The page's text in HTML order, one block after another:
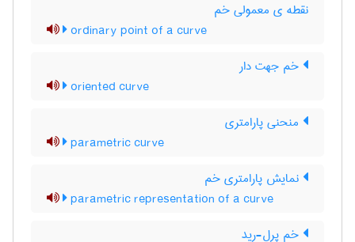
نقطه ی معمولی خم
ordinary point of a curve
خم جهت دار
oriented curve
منحنی پارامتری
parametric curve
نمایش پارامتری خم
parametric representation of a curve
خم پرل-رید